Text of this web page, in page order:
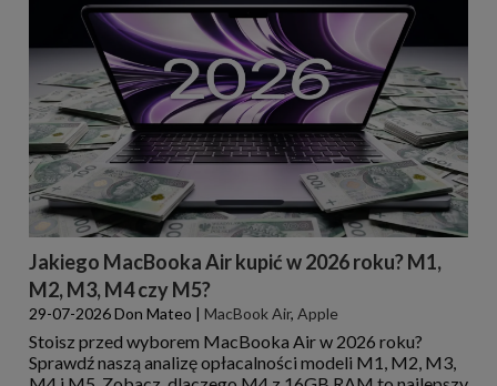
Jakiego MacBooka Air kupić w 2026 roku? M1,
M2, M3, M4 czy M5?
29-07-2026Don Mateo | MacBook Air, Apple
Stoisz przed wyborem MacBooka Air w 2026 roku?
Sprawdź naszą analizę opłacalności modeli M1, M2, M3,